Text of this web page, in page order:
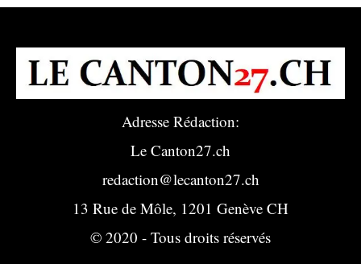
Adresse Rédaction:
Le Canton27.ch
redaction@lecanton27.ch
13 Rue de Môle, 1201 Genève CH
© 2020 - Tous droits réservés